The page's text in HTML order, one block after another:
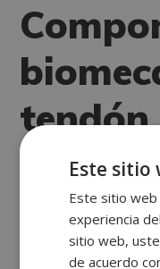
tendón
Igual que ocurre
juegan un papel
movimientos.
y transmiten la
Este sitio
Este sitio
experiencia
sitio web,
de acuerdo